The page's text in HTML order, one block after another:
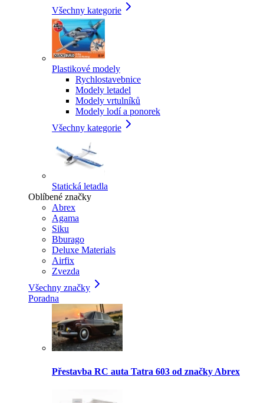
Všechny kategorie
Plastikové modely
Rychlostavebnice
Modely letadel
Modely vrtulníků
Modely lodí a ponorek
Všechny kategorie
Statická letadla
Oblíbené značky
Abrex
Agama
Siku
Bburago
Deluxe Materials
Airfix
Zvezda
Všechny značky
Poradna
Přestavba RC auta Tatra 603 od značky Abrex